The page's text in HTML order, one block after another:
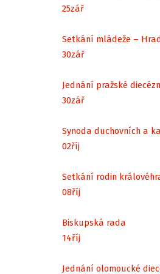
25zář
Setkání mládeže –
30zář
Jednání pražské
30zář
Synoda duchovních a
02říj
Setkání rodin
08říj
Biskupská rada
14říj
Jednání olomoucké